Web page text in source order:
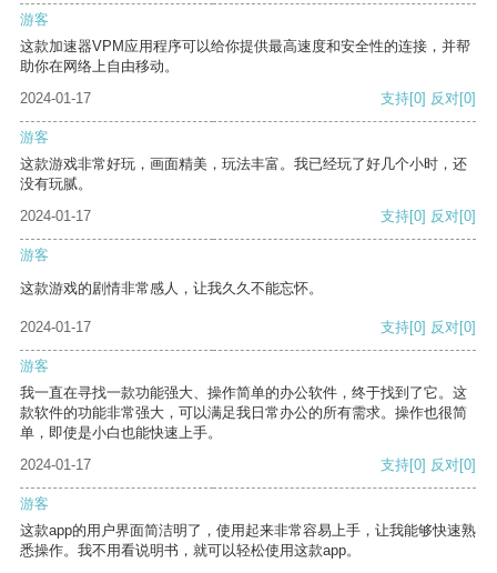
游客
这款加速器VPM应用程序可以给你提供最高速度和安全性的连接，并帮
助你在网络上自由移动。
2024-01-17
支持[0] 反对[0]
游客
这款游戏非常好玩，画面精美，玩法丰富。我已经玩了好几个小时，还
没有玩腻。
2024-01-17
支持[0] 反对[0]
游客
这款游戏的剧情非常感人，让我久久不能忘怀。
2024-01-17 支持[0] 反对[0]
游客
我一直在寻找一款功能强大、操作简单的办公软件，终于找到了它。这
款软件的功能非常强大，可以满足我日常办公的所有需求。操作也很简
单，即使是小白也能快速上手。
2024-01-17
支持[0] 反对[0]
游客
这款app的用户界面简洁明了，使用起来非常容易上手，让我能够快速熟
悉操作。我不用看说明书，就可以轻松使用这款app。